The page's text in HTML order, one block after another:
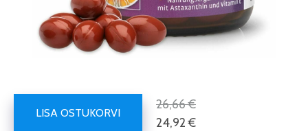
LISA OSTUKORVI
26,66 €
24,92 €